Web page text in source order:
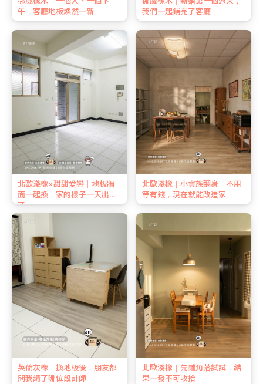
午，客廳地板煥然一新
我們一起鋪完了客廳
北歐淺橡×甜甜愛戀｜地板牆
面一起換，家的樣子一天出來
了
北歐淺橡｜小資族翻身｜不用
等有錢，現在就能改造家
英倫灰橡｜換地板後，朋友都
問我請了哪位設計師
北歐淺橡｜先鋪角落試試，結
果一發不可收拾